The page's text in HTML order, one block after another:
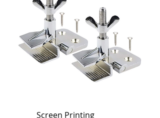
Screen Printing